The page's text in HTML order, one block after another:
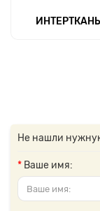
Не нашли
Ваше имя: